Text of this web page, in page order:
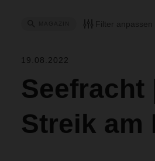
Filter anpassen
19.08.2022
Seefracht
Streik am